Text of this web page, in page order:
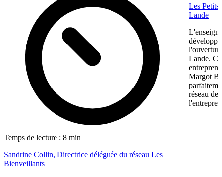
Temps de lecture : 8 min
Sandrine Collin, Directrice déléguée du réseau Les
Bienveillants
Les Petits
Lande
Lande.
Margot
réseau de